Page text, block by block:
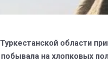
области
на хлопковых